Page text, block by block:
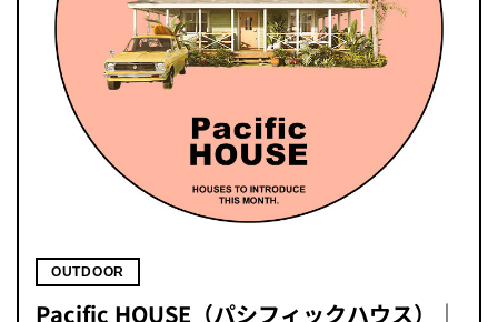
OUTDOOR
Pacific HOUSE（パシフィックハウス）｜